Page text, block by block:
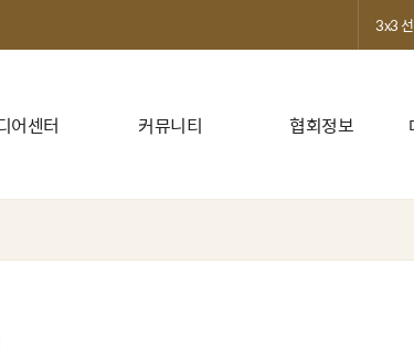
어센터 커뮤니티 협회정보
3x3